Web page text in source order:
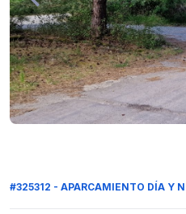
#325312 - APARCAMIENTO DÍA Y